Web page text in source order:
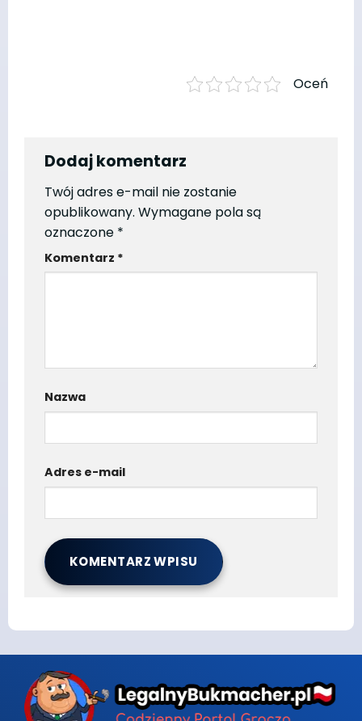
Oceń
Dodaj komentarz
Twój adres e-mail nie zostanie
opublikowany. Wymagane pola są
oznaczone *
Komentarz *
Nazwa
Adres e-mail